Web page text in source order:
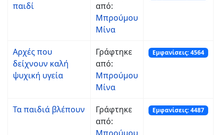
παιδί
από:
Μπρούμου
Μίνα
Αρχές που
δείχνουν καλή
ψυχική υγεία
Γράφτηκε
από:
Μπρούμου
Μίνα
Εμφανίσεις: 4564
Τα παιδιά βλέπουν
Γράφτηκε
από:
Εμφανίσεις: 4487